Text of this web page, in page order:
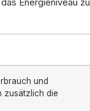
und
zusätzlich die